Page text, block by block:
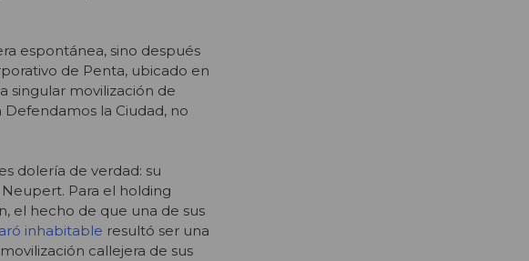
espontánea, sino después
de Penta, ubicado en
singular movilización de
la Ciudad, no
dolería de verdad: su
Para el holding
el hecho de que una de sus
inhabitable resultó ser una
callejera de sus